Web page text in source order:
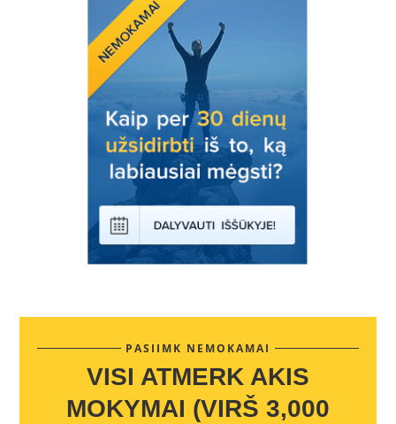
PASIIMK NEMOKAMAI
VISI ATMERK AKIS
MOKYMAI (VIRŠ 3,000